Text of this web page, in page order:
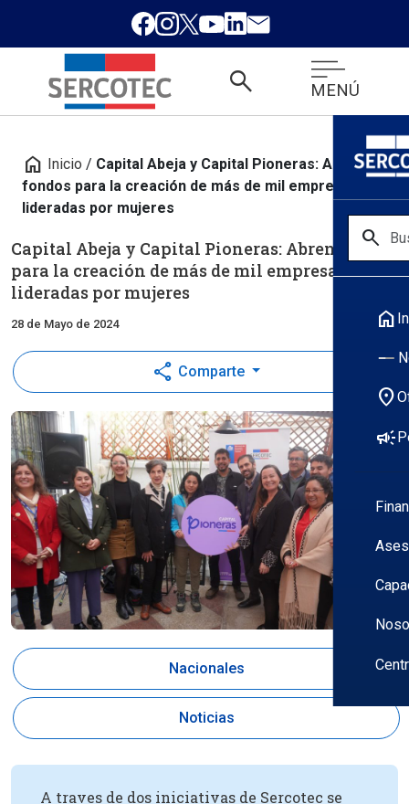
search MENÚ
search
home
location_on
campaign
home Inicio / Capital Abeja y Capital Pioneras: Abren
fondos para la creación de más de mil empresas
lideradas por mujeres
Capital Abeja y Capital Pioneras: Abren fondos
para la creación de más de mil empresas
lideradas por mujeres
28 de Mayo de 2024
share Comparte
Nacionales
Noticias
A traves de dos iniciativas de Sercotec se